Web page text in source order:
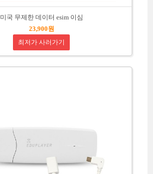
미국 무제한 데이터 esim 이심
23,900원
최저가 사러가기